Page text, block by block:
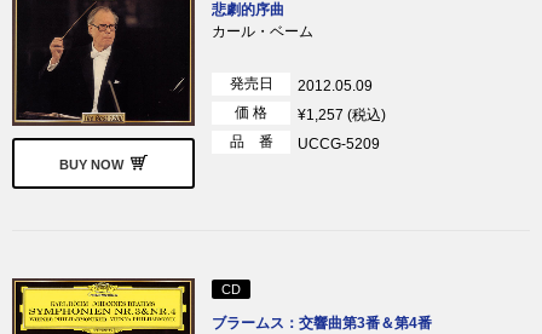
BUY NOW
悲劇的序曲
カール・ベーム
発売日
2012.05.09
価 格
¥1,257 (税込)
品 番
UCCG-5209
CD
ブラームス：交響曲第3番＆第4番